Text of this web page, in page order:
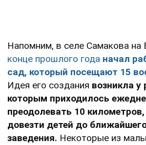
Напомним, в селе Самакова на
конце прошлого года начал
сад, который посещают 15
Идея его создания возникла у
которым приходилось
преодолевать 10
довезти детей до
заведения. Некоторые из